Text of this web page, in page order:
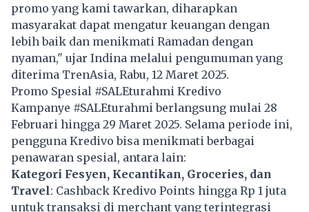
promo yang kami tawarkan, diharapkan
masyarakat dapat mengatur keuangan dengan
lebih baik dan menikmati Ramadan dengan
nyaman," ujar Indina melalui pengumuman yang
diterima TrenAsia, Rabu, 12 Maret 2025.
Promo Spesial #SALEturahmi Kredivo
Kampanye #SALEturahmi berlangsung mulai 28
Februari hingga 29 Maret 2025. Selama periode ini,
pengguna Kredivo bisa menikmati berbagai
penawaran spesial, antara lain:
Kategori Fesyen, Kecantikan, Groceries, dan
Travel: Cashback Kredivo Points hingga Rp 1 juta
untuk transaksi di merchant yang terintegrasi